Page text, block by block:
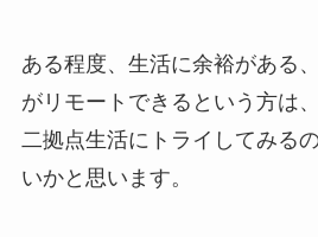
ある程度、生活に余裕がある
がリモートできるという方は、
二拠点生活にトライしてみる
いかと思います。